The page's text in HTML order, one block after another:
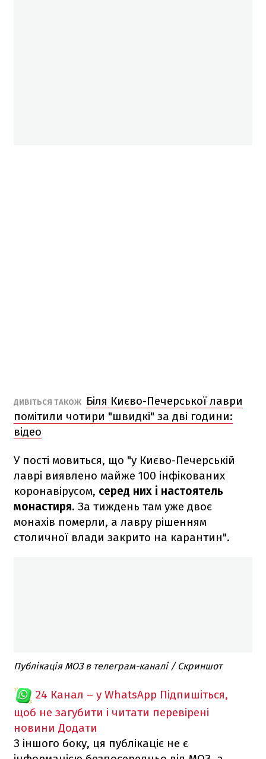
ДИВІТЬСЯ ТАКОЖ
Біля Києво-Печерської лаври
помітили чотири "швидкі" за дві години:
відео
У пості мовиться, що "у Києво-Печерській
лаврі виявлено майже 100 інфікованих
коронавірусом, серед них і настоятель
монастиря. За тиждень там уже двоє
монахів померли, а лавру рішенням
столичної влади закрито на карантин".
Публікація МОЗ в телеграм-каналі / Скриншот
24 Канал – у WhatsApp Підпишіться,
щоб не загубити і читати перевірені
новини Додати
З іншого боку, ця публікаціє не є